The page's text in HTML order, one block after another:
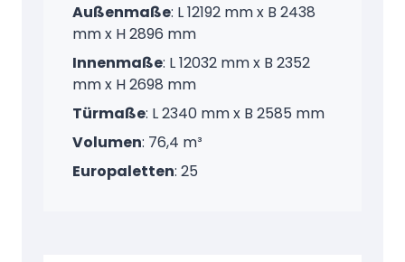
Außenmaße: L 12192 mm x B 2438
mm x H 2896 mm
Innenmaße: L 12032 mm x B 2352
mm x H 2698 mm
Türmaße: L 2340 mm x B 2585 mm
Volumen: 76,4 m³
Europaletten: 25